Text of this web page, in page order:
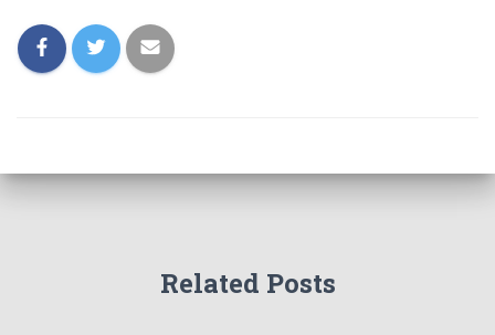
Related Posts